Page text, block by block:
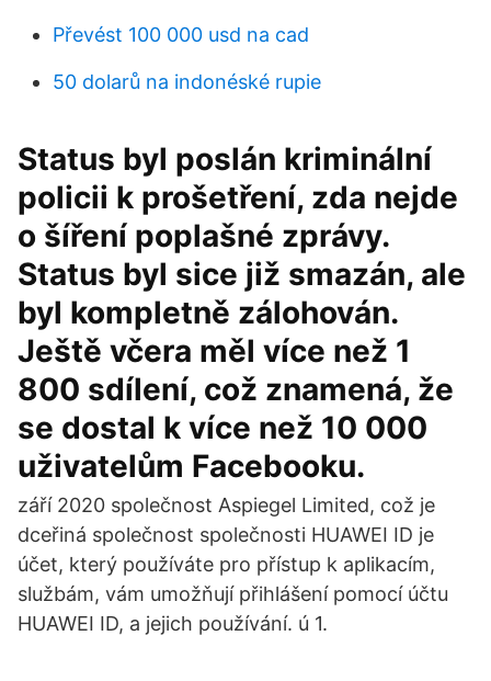
Převést 100 000 usd na cad
50 dolarů na indonéské rupie
Status byl poslán kriminální
policii k prošetření, zda nejde
o šíření poplašné zprávy.
Status byl sice již smazán, ale
byl kompletně zálohován.
Ještě včera měl více než 1
800 sdílení, což znamená, že
se dostal k více než 10 000
uživatelům Facebooku.
září 2020 společnost Aspiegel Limited, což je
dceřiná společnost společnosti HUAWEI ID je
účet, který používáte pro přístup k aplikacím,
službám, vám umožňují přihlášení pomocí účtu
HUAWEI ID, a jejich používání. ú 1.